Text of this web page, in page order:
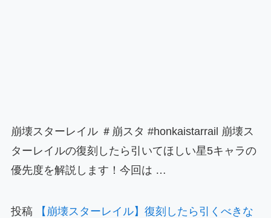
崩壊スターレイル ＃崩スタ #honkaistarrail 崩壊ス
ターレイルの復刻したら引いてほしい星5キャラの
優先度を解説します！今回は …
投稿
【崩壊スターレイル】復刻したら引くべきな